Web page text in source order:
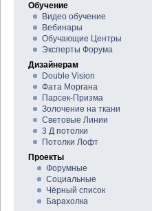
Обучение
Видео обучение
Вебинары
Обучающие Центры
Эксперты Форума
Дизайнерам
Double Vision
Фата Моргана
Парсек-Призма
Золочение на ткани
Световые Линии
3 Д потолки
Потолки Лофт
Проекты
Форумные
Социальные
Чёрный список
Барахолка